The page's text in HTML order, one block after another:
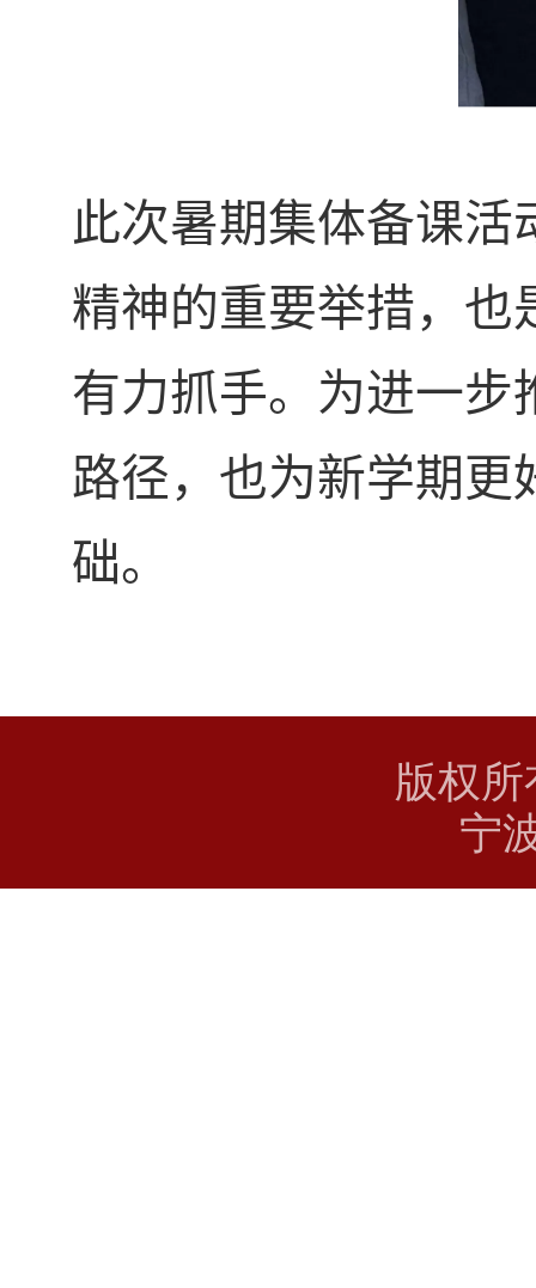
此次暑期集体备课活
精神的重要举措，也
有力抓手。为进一步
路径，也为新学期更
础。
版权
宁